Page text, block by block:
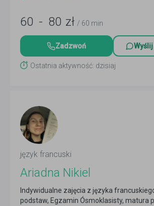
60 - 80 zł / 60 min
Zadzwoń
Ostatnia aktywność: dzisiaj
język francuski
Ariadna Nikiel
Indywidualne zajęcia z języka
podstaw, Egzamin Ósmoklasisty, matura